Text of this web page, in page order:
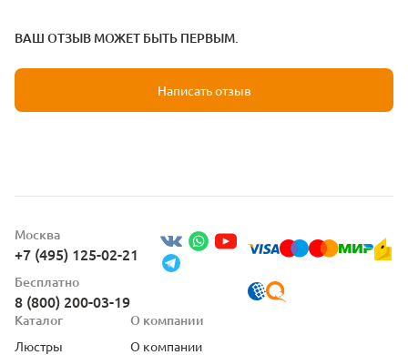
ВАШ ОТЗЫВ МОЖЕТ БЫТЬ ПЕРВЫМ.
Написать отзыв
Москва
+7 (495) 125-02-21
Бесплатно
8 (800) 200-03-19
Каталог
Люстры
О компании
О компании